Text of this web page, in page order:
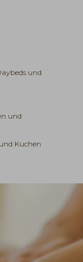
und
und
Kuchen